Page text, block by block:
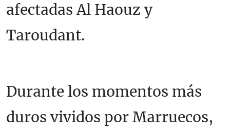
afectadas Al Haouz y
Taroudant.
Durante los momentos más
duros vividos por Marruecos,